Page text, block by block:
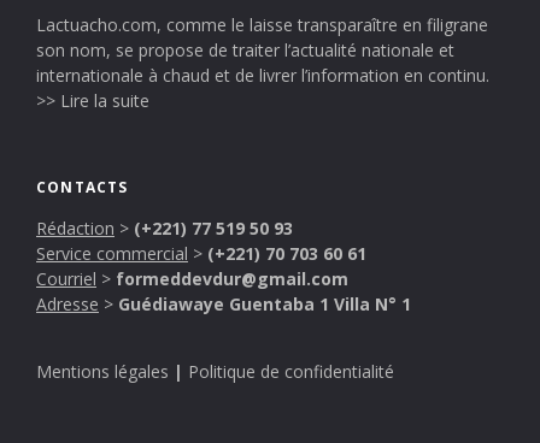
Lactuacho.com, comme le laisse transparaître en filigrane
son nom, se propose de traiter l’actualité nationale et
internationale à chaud et de livrer l’information en continu.
>> Lire la suite
CONTACTS
Rédaction > (+221) 77 519 50 93
Service commercial > (+221) 70 703 60 61
Courriel > formeddevdur@gmail.com
Adresse > Guédiawaye Guentaba 1 Villa N° 1
Mentions légales | Politique de confidentialité